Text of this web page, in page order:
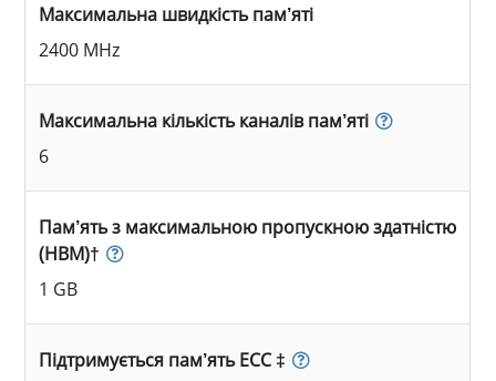
Максимальна швидкість пам’яті
2400 MHz
Максимальна кількість каналів пам’яті
6
Пам’ять з максимальною пропускною здатністю
(HBM)†
1 GB
Підтримується пам’ять ECC ‡